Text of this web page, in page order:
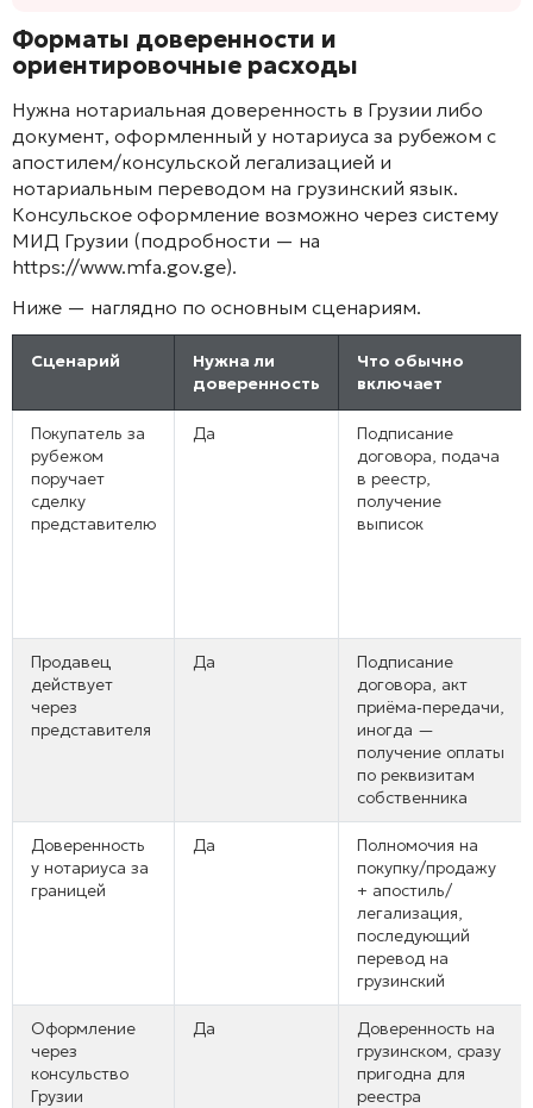
Форматы доверенности и
ориентировочные расходы
Нужна нотариальная доверенность в Грузии либо
документ, оформленный у нотариуса за рубежом с
апостилем/консульской легализацией и
нотариальным переводом на грузинский язык.
Консульское оформление возможно через систему
МИД Грузии (подробности — на
https://www.mfa.gov.ge).
Ниже — наглядно по основным сценариям.
Сценарий
Нужна ли
доверенность
Что обычно
включает
Покупатель за
рубежом
поручает
сделку
представителю
Да
Подписание
договора, подача
в реестр,
получение
выписок
Продавец
действует
через
представителя
Да
Подписание
договора, акт
приёма‑передачи,
иногда —
получение оплаты
по реквизитам
собственника
Доверенность
у нотариуса за
границей
Да
Полномочия на
покупку/продажу
+ апостиль/
легализация,
последующий
перевод на
грузинский
Оформление
через
консульство
Грузии
Да
Доверенность на
грузинском, сразу
пригодна для
реестра